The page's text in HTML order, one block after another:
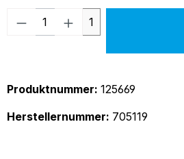
Produkt Anzahl: Gib
1
Produktnummer: 125669
Herstellernummer: 705119